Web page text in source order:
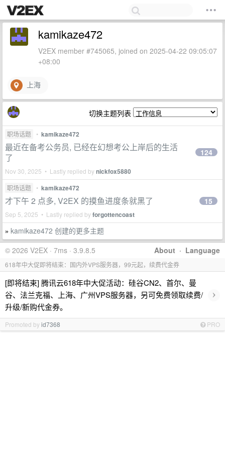
kamikaze472
V2EX member #745065, joined on 2025-04-22 09:05:07
+08:00
上海
切换主题列表
职场话题 • kamikaze472
最近在备考公务员, 已经在幻想考公上岸后的生活
了
Nov 30, 2025 • Lastly replied bynickfox5880
124
职场话题 • kamikaze472
才下午 2 点多, V2EX 的摸鱼进度条就黑了
Sep 5, 2025 • Lastly replied byforgottencoast
15
» kamikaze472 创建的更多主题
About · Language
© 2026 V2EX · 7ms · 3.9.8.5
618年中大促即将结束：国内外VPS服务器，99元起，续费代金券
[即将结束] 腾讯云618年中大促活动：硅谷CN2、首尔、曼
谷、法兰克福、上海、广州VPS服务器，另可免费领取续费/
升级/新购代金券。
›
Promoted byid7368 PRO